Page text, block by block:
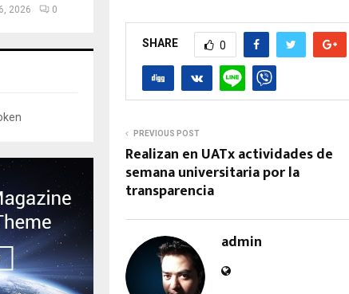
SHARE 0
PREVIOUS POST
Realizan en UATx actividades de
semana universitaria por la
transparencia
admin
2026 0